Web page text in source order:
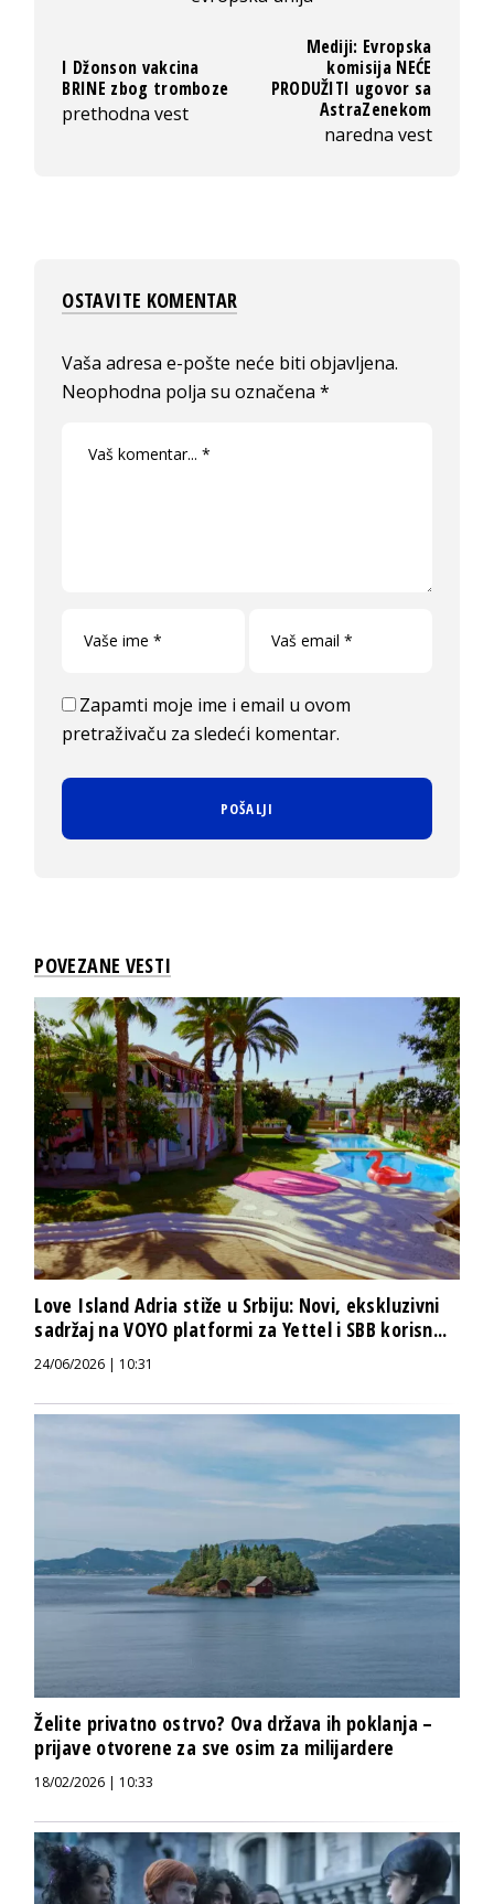
I Džonson vakcina
BRINE zbog tromboze
prethodna vest
Mediji: Evropska
komisija NEĆE
PRODUŽITI ugovor sa
AstraZenekom
naredna vest
OSTAVITE KOMENTAR
Vaša adresa e-pošte neće biti objavljena.
Neophodna polja su označena*
Zapamti moje ime i email u ovom
pretraživaču za sledeći komentar.
POVEZANE VESTI
Love Island Adria stiže u Srbiju: Novi, ekskluzivni
sadržaj na VOYO platformi za Yettel i SBB korisn...
24/06/2026 | 10:31
Želite privatno ostrvo? Ova država ih poklanja –
prijave otvorene za sve osim za milijardere
18/02/2026 | 10:33